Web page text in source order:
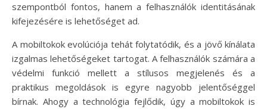
szempontból fontos, hanem a felhasználók identitásának
kifejezésére is lehetőséget ad.
A mobiltokok evolúciója tehát folytatódik, és a jövő kínálata
izgalmas lehetőségeket tartogat. A felhasználók számára a
védelmi funkció mellett a stílusos megjelenés és a
praktikus megoldások is egyre nagyobb jelentőséggel
bírnak. Ahogy a technológia fejlődik, úgy a mobiltokok is